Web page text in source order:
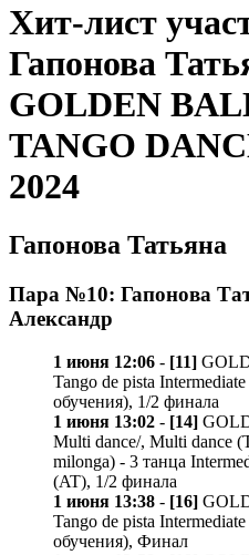
Хит-лист
Гапонова
GOLDEN
TANGO
2024
Гапонова Татьяна
Пара №10: Гапонова
Александр
1 июня 12:06 - [11]
Tango de pista
обучения), 1/2 финала
1 июня 13:02 - [14]
Multi dance/, Multi dance
milonga) - 3 танца
(AT), 1/2 финала
1 июня 13:38 - [16]
Tango de pista
обучения), Финал